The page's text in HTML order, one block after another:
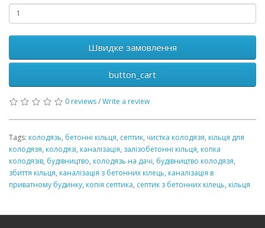
Швидке замовлення
button_cart
0 reviews/Write a review
Tags: колодязь, бетонні кільця, септик, чистка колодязя, кільця для
колодязя, колодязі, каналізація, залізобетонні кільця, копка
колодязів, будівництво, колодязь на дачі, будівництво колодязя,
збиття кільця, каналізація з бетонних кілець, каналізація в
приватному будинку, копія септика, септик з бетонних кілець, кільця